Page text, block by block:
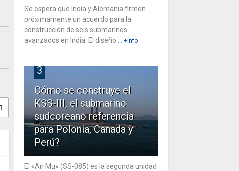
Se espera que India y Alemania firmen
próximamente un acuerdo para la
construcción de seis submarinos
avanzados en India. El diseño ...
+Info
3
Cómo se construye el
KSS-III, el submarino
sudcoreano referencia
para Polonia, Canada y
Perú?
El «An Mu» (SS-085) es la segunda unidad